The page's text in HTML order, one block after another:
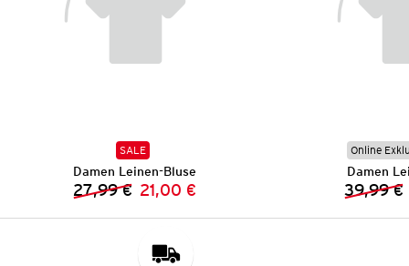
SALE
Damen Leinen-Bluse
Vorheriger Preis:
27,99 € Neuer Preis:
21,00 €
Online
Damen
39,99 €